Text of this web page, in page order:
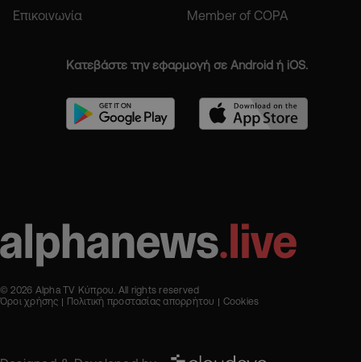
Επικοινωνία Member of COPA
Κατεβάστε την εφαρμογή σε Android ή iOS.
© 2026 Alpha TV Κύπρου. All rights reserved
Όροι χρήσης
Πολιτική προστασίας απορρήτου Cookies